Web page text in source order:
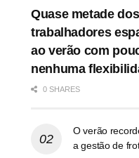
Quase metade dos
trabalhadores
ao verão com
nenhuma
0 SHARES
O verão
a gestão de